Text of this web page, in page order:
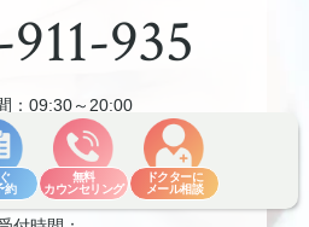
約
無料
カウンセリング
ドクターに
メール相談
935
：09:30～20:00
773-566